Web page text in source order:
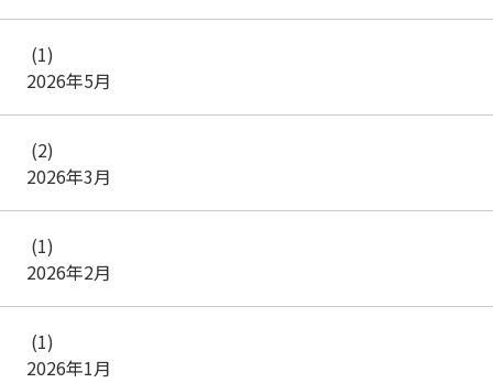
2026年5月
(1)
2026年3月
(2)
2026年2月
(1)
2026年1月
(1)